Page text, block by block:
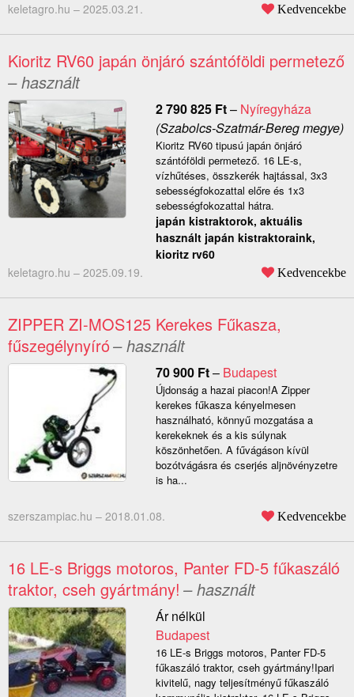
keletagro.hu – 2025.03.21. Kedvencekbe
Kioritz RV60 japán önjáró szántóföldi permetező
– használt
2 790 825 Ft– Nyíregyháza
(Szabolcs-Szatmár-Bereg megye)
Kioritz RV60 tipusú japán önjáró
szántóföldi permetező. 16 LE-s,
vízhűtéses, összkerék hajtással, 3x3
sebességfokozattal előre és 1x3
sebességfokozattal hátra.
japán kistraktorok, aktuális
használt japán kistraktoraink,
kioritz rv60
keletagro.hu – 2025.09.19. Kedvencekbe
ZIPPER ZI-MOS125 Kerekes Fűkasza,
fűszegélynyíró– használt
70 900 Ft– Budapest
Újdonság a hazai piacon!A Zipper
kerekes fűkasza kényelmesen
használható, könnyű mozgatása a
kerekeknek és a kis súlynak
köszönhetően. A fűvágáson kívül
bozótvágásra és cserjés aljnövényzetre
is ha...
szerszampiac.hu – 2018.01.08. Kedvencekbe
16 LE-s Briggs motoros, Panter FD-5 fűkaszáló
traktor, cseh gyártmány! – használt
Ár nélkül
Budapest
16 LE-s Briggs motoros, Panter FD-5
fűkaszáló traktor, cseh gyártmány!Ipari
kivitelű, nagy teljesítményű fűkaszáló